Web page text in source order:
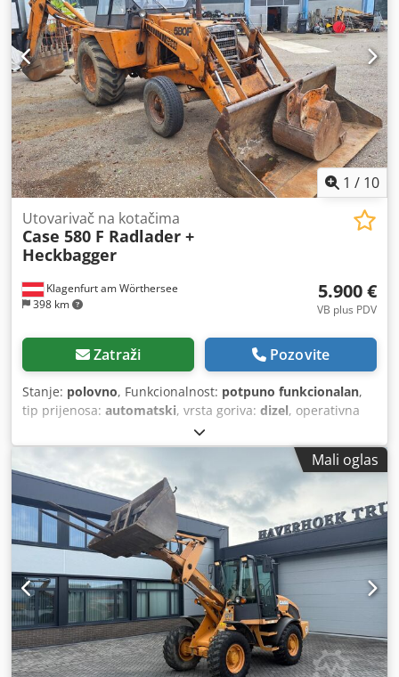
1 / 10
Klagenfurt am Wörthersee
398 km
Utovarivač na kotačima
Case 580 F Radlader +
Heckbagger
5.900 €
VB plus PDV
Zatraži Pozovite
Stanje: polovno, Funkcionalnost: potpuno funkcionalan,
tip prijenosa: automatski, vrsta goriva: dizel, operativna
, konfiguracija osovina:
registracija:10/1977, Godina izgradnje:1977, Oprema:
hidraulika
Mali oglas